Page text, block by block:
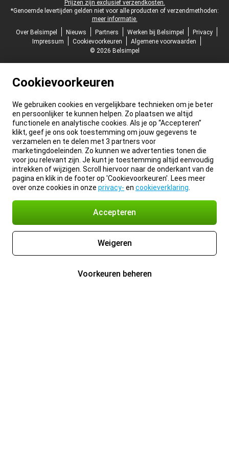
Prijzen zijn exclusief verzendkosten.
*Genoemde levertijden gelden niet voor alle producten of verzendmethoden:
meer informatie.
Over Belsimpel
Nieuws Partners Werken bij Belsimpel
Privacy
Impressum
Cookievoorkeuren
Algemene voorwaarden
© 2026 Belsimpel
Cookievoorkeuren
We gebruiken cookies en vergelijkbare technieken om je beter
en persoonlijker te kunnen helpen. Zo plaatsen we altijd
functionele en analytische cookies. Als je op “Accepteren”
klikt, geef je ons ook toestemming om jouw gegevens te
verzamelen en te delen met 3 partners voor
marketingdoeleinden. Zo kunnen we advertenties tonen die
voor jou relevant zijn. Je kunt je toestemming altijd eenvoudig
intrekken of wijzigen. Scroll hiervoor naar de onderkant van de
pagina en klik in de footer op 'Cookievoorkeuren'. Lees meer
over onze cookies in onze privacy- en cookieverklaring
Accepteren
Weigeren
Voorkeuren beheren